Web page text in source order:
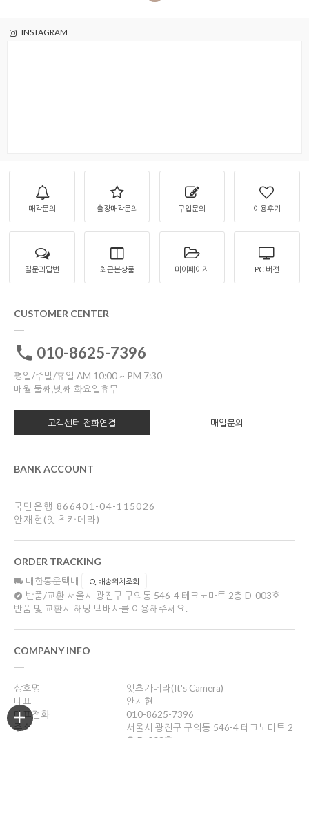
INSTAGRAM
매각문의 출장매각문의 구입문의 이용후기
질문과답변 최근본상품 마이페이지 PC 버젼
CUSTOMER CENTER
010-8625-7396
평일/주말/휴일 AM 10:00 ~ PM 7:30
매월 둘째,넷째 화요일휴무
고객센터 전화연결 매입문의
BANK ACCOUNT
국민은행 866401-04-115026
안재현(잇츠카메라)
ORDER TRACKING
대한통운택배 배송위치조회
반품/교환 서울시 광진구 구의동 546-4 테크노마트 2층 D-003호
반품 및 교환시 해당 택배사를 이용해주세요.
COMPANY INFO
상호명
잇츠카메라(It's Camera)
대표
안재현
대표전화
010-8625-7396
주소
서울시 광진구 구의동 546-4 테크노마트 2
층 D-003호